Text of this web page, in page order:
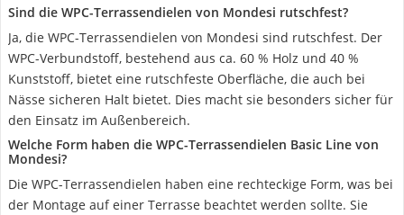
Sind die WPC-Terrassendielen von Mondesi rutschfest?
Ja, die WPC-Terrassendielen von Mondesi sind rutschfest. Der
WPC-Verbundstoff, bestehend aus ca. 60 % Holz und 40 %
Kunststoff, bietet eine rutschfeste Oberfläche, die auch bei
Nässe sicheren Halt bietet. Dies macht sie besonders sicher für
den Einsatz im Außenbereich.
Welche Form haben die WPC-Terrassendielen Basic Line von
Mondesi?
Die WPC-Terrassendielen haben eine rechteckige Form, was bei
der Montage auf einer Terrasse beachtet werden sollte. Sie